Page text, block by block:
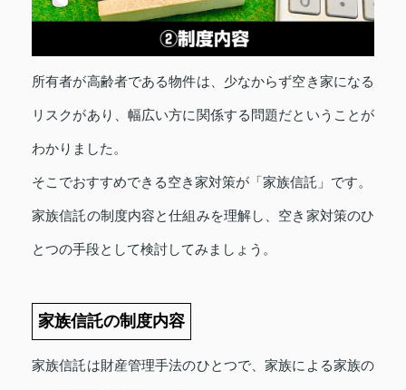
所有者が高齢者である物件は、少なからず空き家になる
リスクがあり、幅広い方に関係する問題だということが
わかりました。
そこでおすすめできる空き家対策が「家族信託」です。
家族信託の制度内容と仕組みを理解し、空き家対策のひ
とつの手段として検討してみましょう。
家族信託の制度内容
家族信託は財産管理手法のひとつで、家族による家族の